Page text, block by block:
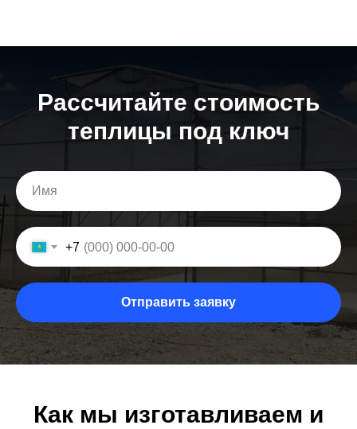
Расcчитайте стоимость
теплицы под ключ
+7
Отправить заявку
Как мы изготавливаем и